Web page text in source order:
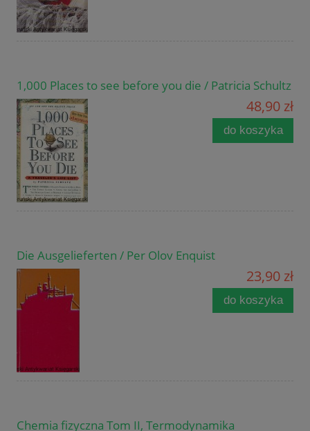
1,000 Places to see before you die / Patricia Schultz
48,90 zł
do koszyka
Die Ausgelieferten / Per Olov Enquist
23,90 zł
do koszyka
Chemia fizyczna Tom II, Termodynamika